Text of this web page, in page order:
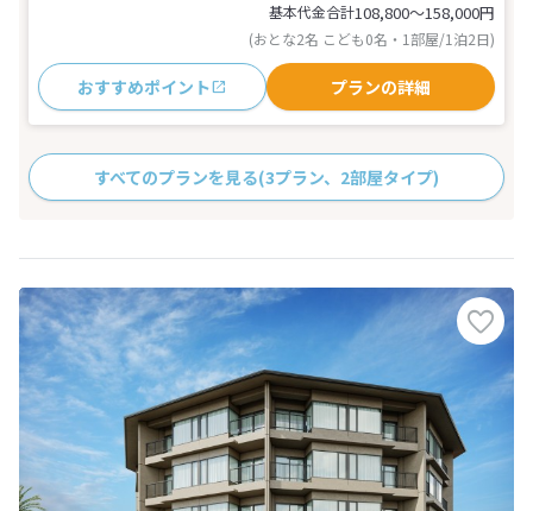
基本代金合計108,800〜158,000円
(おとな2名 こども0名・1部屋/1泊2日)
おすすめポイント プランの詳細
すべてのプランを見る(3プラン、2部屋タイプ)